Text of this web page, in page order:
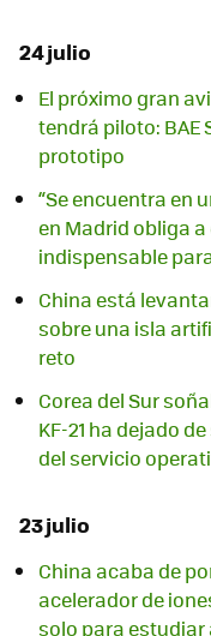
24 julio
El próximo gran
tendrá piloto: BAE
prototipo
“Se encuentra en
en Madrid obliga
indispensable
China está
sobre una isla
reto
Corea del Sur
KF-21 ha dejado
del servicio
23 julio
China acaba de
acelerador de
solo para